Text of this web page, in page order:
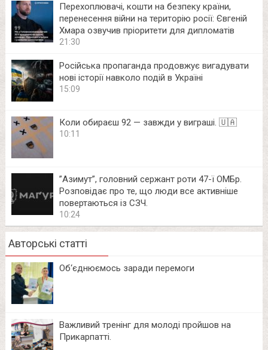
Перехоплювачі, кошти на безпеку країни,
перенесення війни на територію росії: Євгеній
Хмара озвучив пріоритети для дипломатів
21:30
Російська пропаганда продовжує вигадувати
нові історії навколо подій в Україні
15:09
Коли обираєш 92 — завжди у виграші. 🇺🇦
10:11
⁨”Азимут”, головний сержант роти 47-ї ОМБр.
Розповідає про те, що люди все активніше
повертаються із СЗЧ.
10:24
Авторські статті
Об‘єднюємось заради перемоги
Важливий тренінг для молоді пройшов на
Прикарпатті.